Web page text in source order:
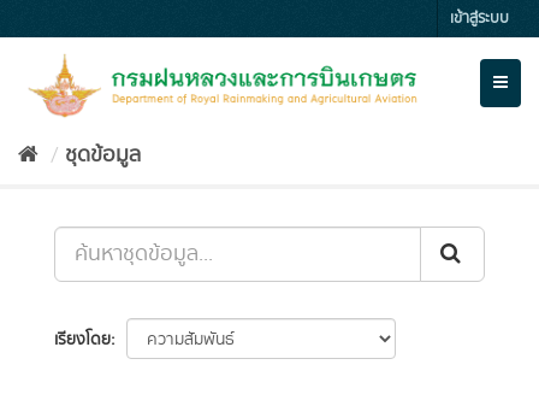
to
เข้าสู่ระบบ
ชุดข้อมูล
เรียงโดย